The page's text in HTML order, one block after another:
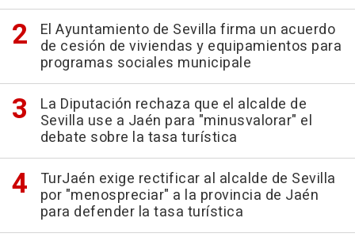
El Ayuntamiento de Sevilla firma un acuerdo
de cesión de viviendas y equipamientos para
programas sociales municipale
La Diputación rechaza que el alcalde de
Sevilla use a Jaén para "minusvalorar" el
debate sobre la tasa turística
TurJaén exige rectificar al alcalde de Sevilla
por "menospreciar" a la provincia de Jaén
para defender la tasa turística